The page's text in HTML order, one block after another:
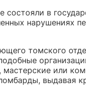
состояли в
нарушениях
томского
или
выдавая